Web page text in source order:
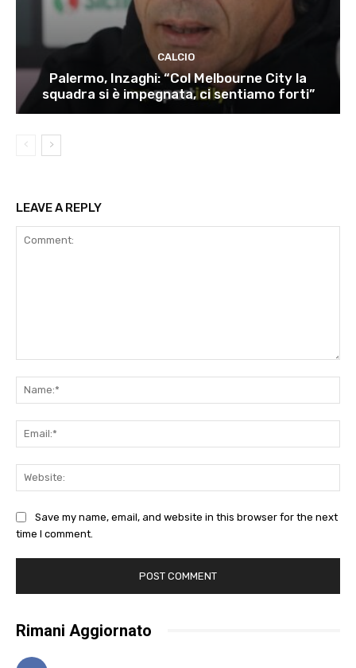
CALCIO
Palermo, Inzaghi: “Col Melbourne City la
squadra si è impegnata, ci sentiamo forti”
LEAVE A REPLY
Save my name, email, and website in this browser for the next
time I comment.
Rimani Aggiornato